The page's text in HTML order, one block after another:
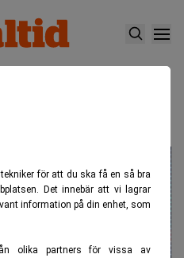
för att du ska få en så bra
Det innebär att vi lagrar
information på din enhet, som
olika partners för vissa av